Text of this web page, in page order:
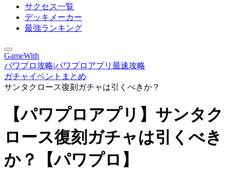
サクセス一覧
デッキメーカー
最強ランキング
GameWith
パワプロ攻略|パワプロアプリ最速攻略
ガチャイベントまとめ
サンタクロース復刻ガチャは引くべきか？
【パワプロアプリ】サンタク
ロース復刻ガチャは引くべき
か？【パワプロ】